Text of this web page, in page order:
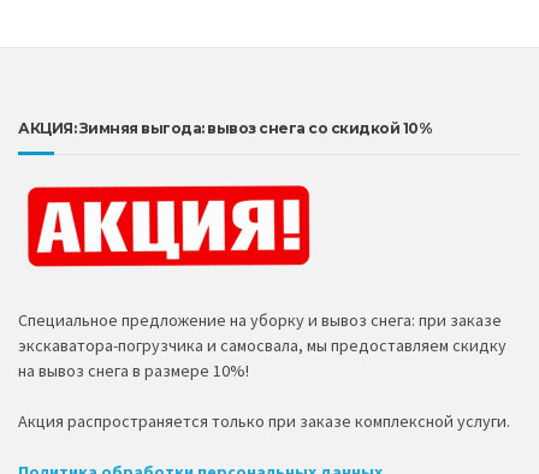
АКЦИЯ: Зимняя выгода: вывоз снега со скидкой 10%
Специальное предложение на уборку и вывоз снега: при заказе
экскаватора-погрузчика и самосвала, мы предоставляем скидку
на вывоз снега в размере 10%!
Акция распространяется только при заказе комплексной услуги.